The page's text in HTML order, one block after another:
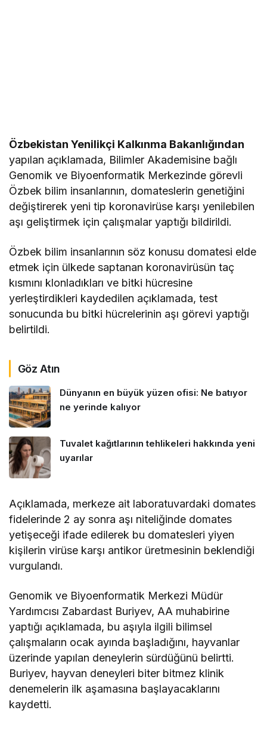
Özbekistan Yenilikçi Kalkınma Bakanlığından
yapılan açıklamada, Bilimler Akademisine bağlı
Genomik ve Biyoenformatik Merkezinde görevli
Özbek bilim insanlarının, domateslerin genetiğini
değiştirerek yeni tip koronavirüse karşı yenilebilen
aşı geliştirmek için çalışmalar yaptığı bildirildi.
Özbek bilim insanlarının söz konusu domatesi elde
etmek için ülkede saptanan koronavirüsün taç
kısmını klonladıkları ve bitki hücresine
yerleştirdikleri kaydedilen açıklamada, test
sonucunda bu bitki hücrelerinin aşı görevi yaptığı
belirtildi.
Göz Atın
Dünyanın en büyük yüzen ofisi: Ne batıyor
ne yerinde kalıyor
Tuvalet kağıtlarının tehlikeleri hakkında yeni
uyarılar
Açıklamada, merkeze ait laboratuvardaki domates
fidelerinde 2 ay sonra aşı niteliğinde domates
yetişeceği ifade edilerek bu domatesleri yiyen
kişilerin virüse karşı antikor üretmesinin beklendiği
vurgulandı.
Genomik ve Biyoenformatik Merkezi Müdür
Yardımcısı Zabardast Buriyev, AA muhabirine
yaptığı açıklamada, bu aşıyla ilgili bilimsel
çalışmaların ocak ayında başladığını, hayvanlar
üzerinde yapılan deneylerin sürdüğünü belirtti.
Buriyev, hayvan deneyleri biter bitmez klinik
denemelerin ilk aşamasına başlayacaklarını
kaydetti.